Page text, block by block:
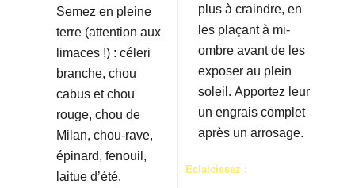
Semez en pleine
terre (attention aux
limaces !) : céleri
branche, chou
cabus et chou
rouge, chou de
Milan, chou-rave,
épinard, fenouil,
laitue d’été,
plus à craindre, en
les plaçant à mi-
ombre avant de les
exposer au plein
soleil. Apportez leur
un engrais complet
après un arrosage.
Eclaicissez :